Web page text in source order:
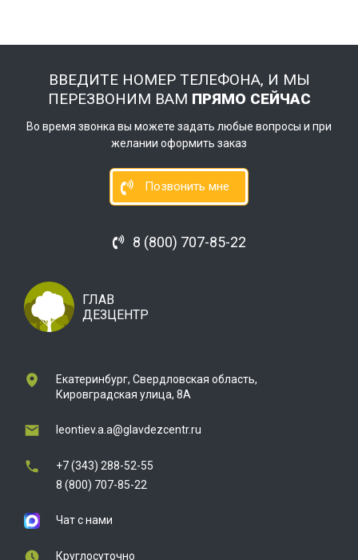
ВВЕДИТЕ НОМЕР ТЕЛЕФОНА, И МЫ
ПЕРЕЗВОНИМ ВАМ ПРЯМО СЕЙЧАС
Во время звонка вы можете задать любые вопросы и при
желании оформить заказ
Позвонить мне
8 (800) 707-85-22
ГЛАВ
ДЕЗЦЕНТР
Екатеринбург, Свердловская область,
Кировградская улица, 8А
leontiev.a.a@glavdezcentr.ru
+7 (343) 288-52-55
8 (800) 707-85-22
Чат с нами
Круглосуточно